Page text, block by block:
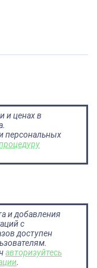
и ценах в
персональных
и добавления
с
доступен
авторизуйтесь
.